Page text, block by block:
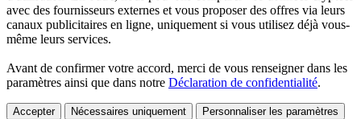
avec des fournisseurs externes et vous proposer des offres via leurs
canaux publicitaires en ligne, uniquement si vous utilisez déjà vous-
même leurs services.
Avant de confirmer votre accord, merci de vous renseigner dans les
paramètres ainsi que dans notre Déclaration de confidentialité.
Accepter Nécessaires uniquement Personnaliser les paramètres